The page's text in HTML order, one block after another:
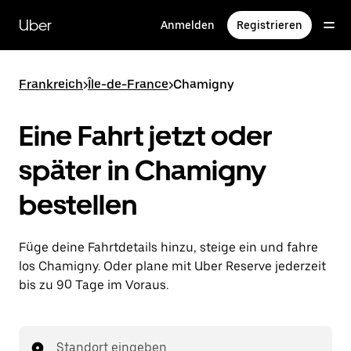
zum
Hauptinhalt
Uber Anmelden Registrieren
Frankreich>Île-de-France>Chamigny
Eine Fahrt jetzt oder
später in Chamigny
bestellen
Füge deine Fahrtdetails hinzu, steige ein und fahre
los Chamigny. Oder plane mit Uber Reserve jederzeit
bis zu 90 Tage im Voraus.
Standort eingeben